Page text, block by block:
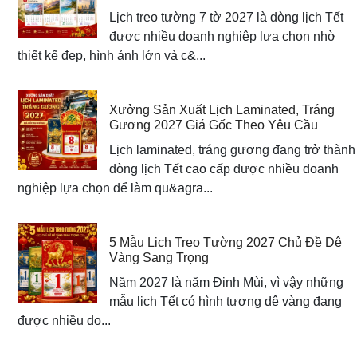
Lịch treo tường 7 tờ 2027 là dòng lịch Tết
được nhiều doanh nghiệp lựa chọn nhờ
thiết kế đẹp, hình ảnh lớn và c&...
Xưởng Sản Xuất Lịch Laminated, Tráng
Gương 2027 Giá Gốc Theo Yêu Cầu
Lịch laminated, tráng gương đang trở thành
dòng lịch Tết cao cấp được nhiều doanh
nghiệp lựa chọn để làm qu&agra...
5 Mẫu Lịch Treo Tường 2027 Chủ Đề Dê
Vàng Sang Trọng
Năm 2027 là năm Đinh Mùi, vì vậy những
mẫu lịch Tết có hình tượng dê vàng đang
được nhiều do...